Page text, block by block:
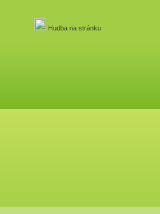
Hudba na stránku